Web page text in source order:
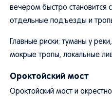
вечером быстро становится
отдельные подъезды и
Главные риски: туманы у
мокрые тропы, локальные
Ороктойский мост
Ороктойский мост и